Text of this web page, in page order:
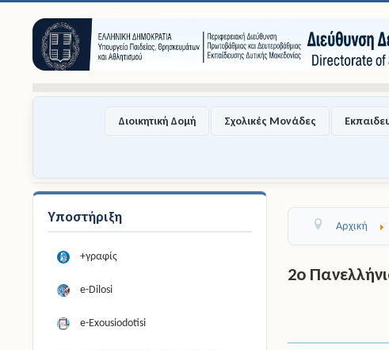
Διοικητική Δομή Σχολικές Μονάδες
Υποστήριξη
+γραφίς
e-Dilosi
e-Exousiodotisi
Αρχική
2o